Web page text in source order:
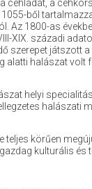
céhládát, a
ből
Az 1800-as
XIX. századi
szerepet játszott a
alatti halászat volt
helyi
halászati
teljes körűen
kulturális és